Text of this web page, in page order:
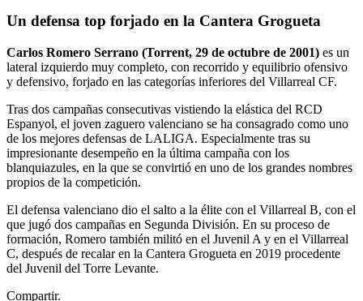
Un defensa top forjado en la Cantera Grogueta
Carlos Romero Serrano (Torrent, 29 de octubre de 2001) es un
lateral izquierdo muy completo, con recorrido y equilibrio ofensivo
y defensivo, forjado en las categorías inferiores del Villarreal CF.
Tras dos campañas consecutivas vistiendo la elástica del RCD
Espanyol, el joven zaguero valenciano se ha consagrado como uno
de los mejores defensas de LALIGA. Especialmente tras su
impresionante desempeño en la última campaña con los
blanquiazules, en la que se convirtió en uno de los grandes nombres
propios de la competición.
El defensa valenciano dio el salto a la élite con el Villarreal B, con el
que jugó dos campañas en Segunda División. En su proceso de
formación, Romero también militó en el Juvenil A y en el Villarreal
C, después de recalar en la Cantera Grogueta en 2019 procedente
del Juvenil del Torre Levante.
Compartir.